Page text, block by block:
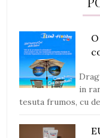
in
tesuta frumos, cu